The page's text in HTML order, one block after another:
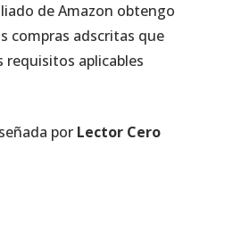
de Amazon obtengo
compras adscritas que
requisitos aplicables
por Lector Cero